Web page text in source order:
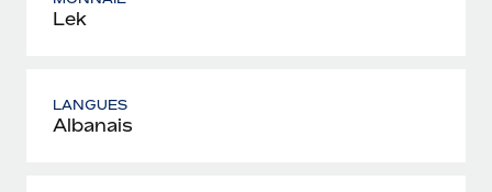
Lek
LANGUES
Albanais